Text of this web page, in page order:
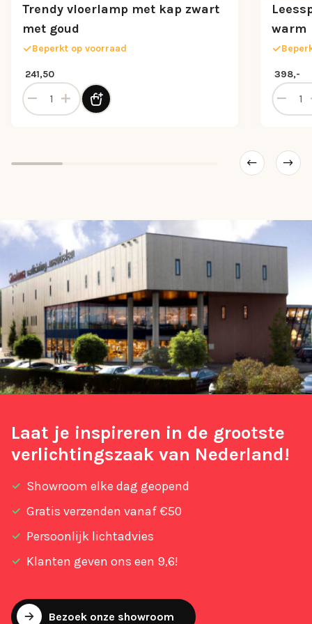
Trendy vloerlamp met kap zwart
met goud
Beperkt op voorraad
241,50
Trendy vloerlamp met kap zwart met goud aantal
warm
398,-
aantal
Laat je inspireren in de grootste
verlichtingszaak van Nederland!
Showroom elke dag geopend
Gratis verzenden vanaf €50
Persoonlijk lichtadvies
Klanten geven ons een 9,6!
Bezoek onze showroom